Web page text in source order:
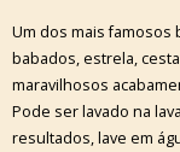
Um dos mais famosos
babados, estrela,
maravilhosos
Pode ser lavado na
resultados, lave em